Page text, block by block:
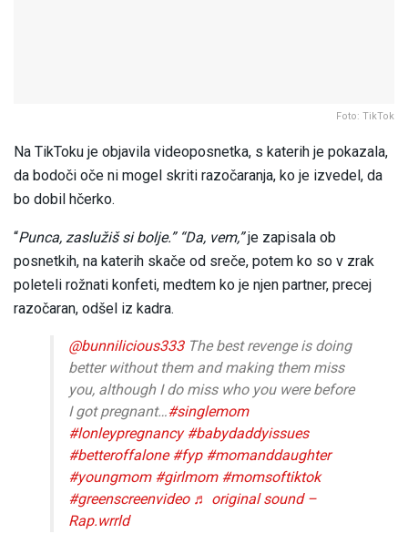
Foto: TikTok
Na TikToku je objavila videoposnetka, s katerih je pokazala,
da bodoči oče ni mogel skriti razočaranja, ko je izvedel, da
bo dobil hčerko.
“Punca, zaslužiš si bolje.” “Da, vem,”je zapisala ob
posnetkih, na katerih skače od sreče, potem ko so v zrak
poleteli rožnati konfeti, medtem ko je njen partner, precej
razočaran, odšel iz kadra.
@bunnilicious333The best revenge is doing
better without them and making them miss
you, although I do miss who you were before
I got pregnant…#singlemom
#lonleypregnancy #babydaddyissues
#betteroffalone #fyp #momanddaughter
#youngmom #girlmom #momsoftiktok
#greenscreenvideo ♬ original sound –
Rap.wrrld